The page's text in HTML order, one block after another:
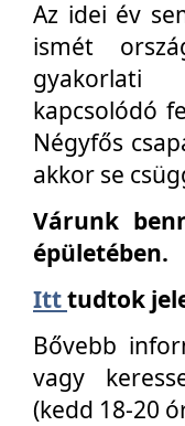
Az idei év
ismét
gyakorlati
kapcsolódó
Négyfős
akkor se
Várunk
épületében.
Itttudtok
Bővebb
vagy
(kedd 18-20